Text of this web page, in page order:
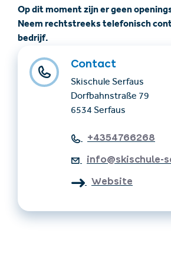
Op dit moment zijn er geen
Neem rechtstreeks telefonisch
bedrijf.
Contact
Skischule Serfaus
Dorfbahnstraße 79
6534 Serfaus
+4354766268
info@skischule-
Website